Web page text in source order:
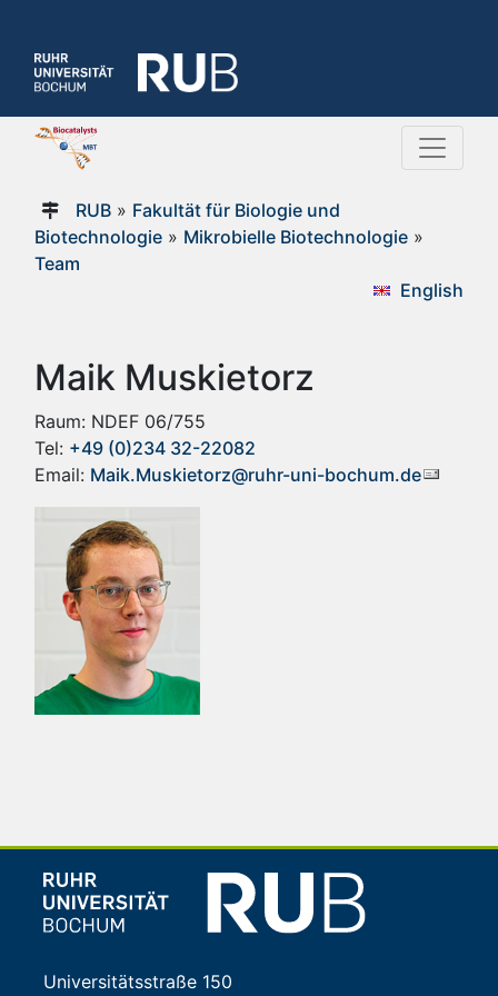
RUB» Fakultät für Biologie und
Biotechnologie » Mikrobielle Biotechnologie »
Team
English
Maik Muskietorz
Raum: NDEF 06/755
Tel: +49 (0)234 32-22082
Email: Maik.Muskietorz@ruhr-uni-bochum.de
Universitätsstraße 150